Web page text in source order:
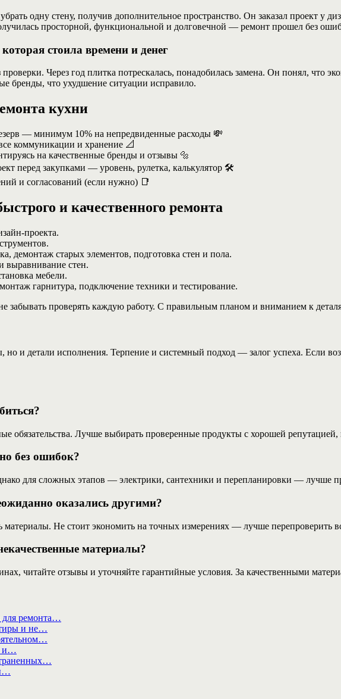
одну стену, получив дополнительное пространство. Он заказал проект у
просторной, функциональной и долговечной — ремонт прошел без
стоила времени и денег
Через год плитка потрескалась, понадобилась замена. Он понял, что
бренды, что ухудшение ситуации исправило.
кухни
— минимум 10% на непредвиденные расходы 💸
коммуникации и хранение 📐
на качественные бренды и отзывы 🔩
перед закупками — уровень, рулетка, калькулятор 🛠️
и согласований (если нужно) 📑
и качественного ремонта
проекта.
демонтаж старых элементов, подготовка стен и пола.
выравнивание стен.
мебели.
гарнитура, подключение техники и тестирование.
забывать проверять каждую работу. С правильным планом и вниманием к
и детали исполнения. Терпение и системный подход — залог успеха. Если
обязательства. Лучше выбирать проверенные продукты с хорошей
без ошибок?
для сложных этапов — электрики, сантехники и перепланировки — лучше
оказались другими?
материалы. Не стоит экономить на точных измерениях — лучше перепроверить
материалы?
читайте отзывы и уточняйте гарантийные условия. За качественными
для ремонта…
и не…
и…